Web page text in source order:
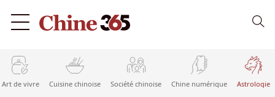
Art de vivre Cuisine chinoise Société chinoise Chine numérique Astrologie